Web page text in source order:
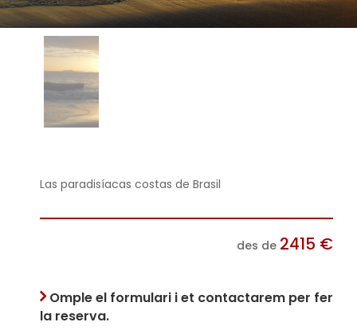
Las paradisíacas costas de Brasil
des de 2415 €
Omple el formulari i et contactarem per fer
la reserva.